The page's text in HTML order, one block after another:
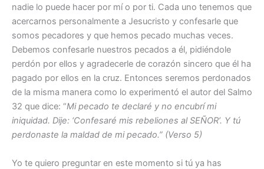
nadie lo puede hacer por mí o por ti. Cada uno tenemos que
acercarnos personalmente a Jesucristo y confesarle que
somos pecadores y que hemos pecado muchas veces.
Debemos confesarle nuestros pecados a él, pidiéndole
perdón por ellos y agradecerle de corazón sincero que él ha
pagado por ellos en la cruz. Entonces seremos perdonados
de la misma manera como lo experimentó el autor del Salmo
32 que dice: “Mi pecado te declaré y no encubrí mi
iniquidad. Dije: ‘Confesaré mis rebeliones al SEÑOR’. Y tú
perdonaste la maldad de mi pecado.” (Verso 5)
Yo te quiero preguntar en este momento si tú ya has